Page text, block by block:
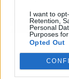
I want to
Retention,
Personal
Purposes
Opted Out
Artículo anterior
Fiscalía
los
Nostra
Bordoy